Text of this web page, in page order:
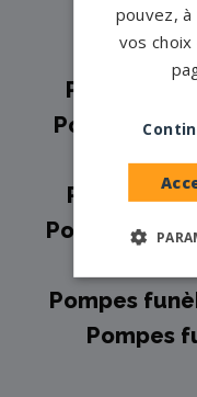
Pompes
Pompes
Pompes
Pompes
Pompes
Pompes
pouvez,
vos choix